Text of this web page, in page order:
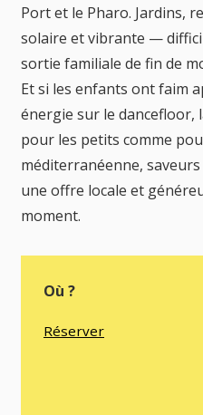
Port et le Pharo. Jardins,
solaire et vibrante —
sortie familiale de fin de
Et si les enfants ont faim
énergie sur le
pour les petits comme
méditerranéenne,
une offre locale et
moment.
Où ?
Réserver